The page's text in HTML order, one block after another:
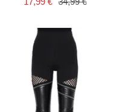
venta